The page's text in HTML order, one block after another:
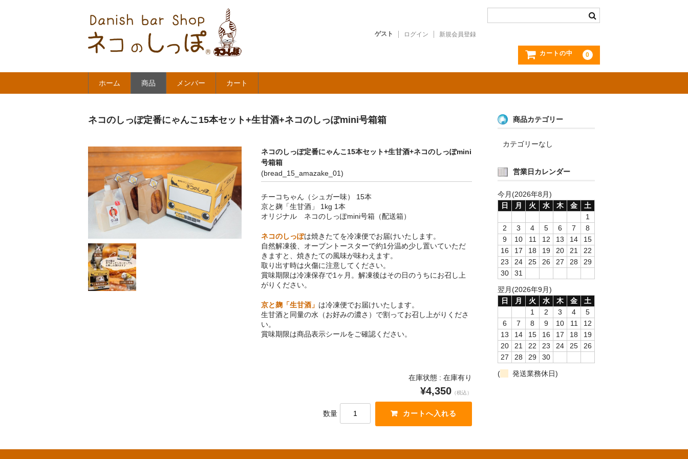
ゲスト ログイン 新規会員登録
カートの中 0
ホーム 商品 メンバー カート
ネコのしっぽ定番にゃんこ15本セット+生甘酒+ネコのしっぽmini号箱箱
ネコのしっぽ定番にゃんこ15本セット+生甘酒+ネコのしっぽmini
号箱箱
(bread_15_amazake_01)
チーコちゃん（シュガー味） 15本
京と麹「生甘酒」 1kg 1本
オリジナル ネコのしっぽmini号箱（配送箱）
ネコのしっぽは焼きたてを冷凍便でお届けいたします。
自然解凍後、オーブントースターで約1分温め少し置いていただ
きますと、焼きたての風味が味わえます。
取り出す時は火傷に注意してください。
賞味期限は冷凍保存で1ヶ月。解凍後はその日のうちにお召し上
がりください。
京と麹「生甘酒」 は冷凍便でお届けいたします。
生甘酒と同量の水（お好みの濃さ）で割ってお召し上がりくださ
い。
賞味期限は商品表示シールをご確認ください。
在庫状態 : 在庫有り
¥4,350 （税込）
数量
商品カテゴリー
カテゴリーなし
営業日カレンダー
今月(2026年8月)
日
月 火 水 木 金
土
1
2
3 4 5 6 7
8
9
10 11 12 13 14
15
16
17 18 19 20 21
22
23
24 25 26 27 28
29
30
31
翌月(2026年9月)
日
月 火 水 木 金
土
1
2 3 4
5
6
7 8 9 10 11
12
13
14 15 16 17 18
19
20
21 22 23 24 25
26
27
28 29
30
(
発送業務休日)